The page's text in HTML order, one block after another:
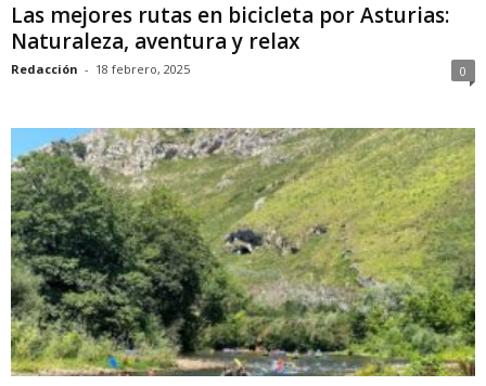
Las mejores rutas en bicicleta por Asturias:
Naturaleza, aventura y relax
Redacción - 18 febrero, 2025 0